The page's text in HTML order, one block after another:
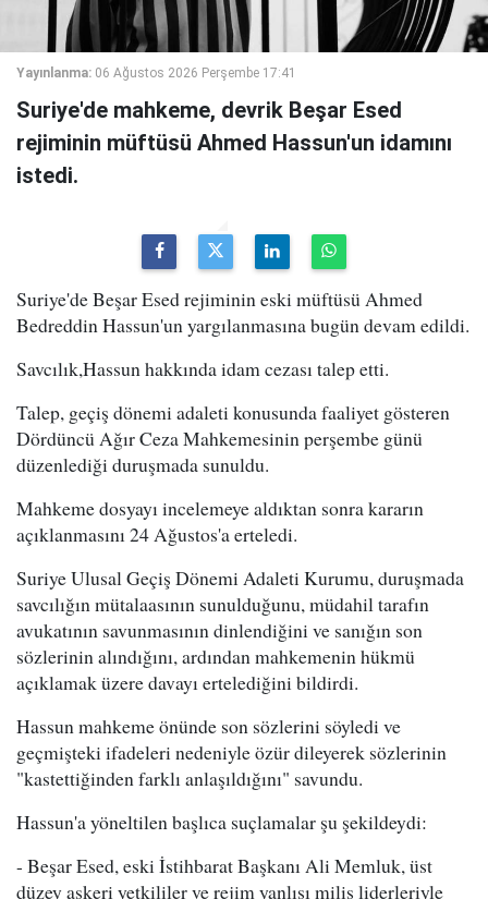
Yayınlanma: 06 Ağustos 2026 Perşembe 17:41
Suriye'de mahkeme, devrik Beşar Esed
rejiminin müftüsü Ahmed Hassun'un idamını
istedi.
Suriye'de Beşar Esed rejiminin eski müftüsü Ahmed
Bedreddin Hassun'un yargılanmasına bugün devam edildi.
Savcılık,Hassun hakkında idam cezası talep etti.
Talep, geçiş dönemi adaleti konusunda faaliyet gösteren
Dördüncü Ağır Ceza Mahkemesinin perşembe günü
düzenlediği duruşmada sunuldu.
Mahkeme dosyayı incelemeye aldıktan sonra kararın
açıklanmasını 24 Ağustos'a erteledi.
Suriye Ulusal Geçiş Dönemi Adaleti Kurumu, duruşmada
savcılığın mütalaasının sunulduğunu, müdahil tarafın
avukatının savunmasının dinlendiğini ve sanığın son
sözlerinin alındığını, ardından mahkemenin hükmü
açıklamak üzere davayı ertelediğini bildirdi.
Hassun mahkeme önünde son sözlerini söyledi ve
geçmişteki ifadeleri nedeniyle özür dileyerek sözlerinin
"kastettiğinden farklı anlaşıldığını" savundu.
Hassun'a yöneltilen başlıca suçlamalar şu şekildeydi:
- Beşar Esed, eski İstihbarat Başkanı Ali Memluk, üst
düzey askeri yetkililer ve rejim yanlısı milis liderleriyle